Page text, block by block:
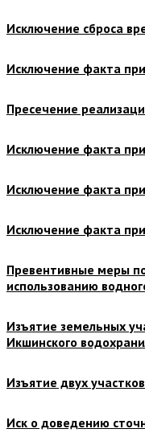
Исключение сброса
Исключение факта
Пресечение
Исключение факта
Исключение факта
Исключение факта
Превентивные меры
использованию
Изъятие земельных
Икшинского
Изъятие двух
Иск о доведению